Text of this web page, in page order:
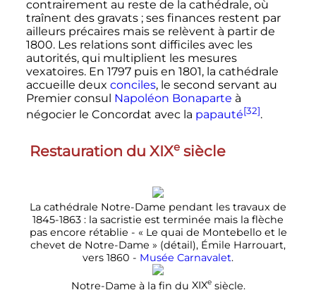
contrairement au reste de la cathédrale, où
traînent des gravats ; ses finances restent par
ailleurs précaires mais se relèvent à partir de
1800. Les relations sont difficiles avec les
autorités, qui multiplient les mesures
vexatoires. En 1797 puis en 1801, la cathédrale
accueille deux conciles, le second servant au
Premier consul Napoléon Bonaparte à
négocier le Concordat avec la papauté[32].
Restauration du XIXe siècle
La cathédrale Notre-Dame pendant les travaux de
1845-1863 : la sacristie est terminée mais la flèche
pas encore rétablie - « Le quai de Montebello et le
chevet de Notre-Dame » (détail), Émile Harrouart,
vers 1860 - Musée Carnavalet.
Notre-Dame à la fin du XIXe siècle.